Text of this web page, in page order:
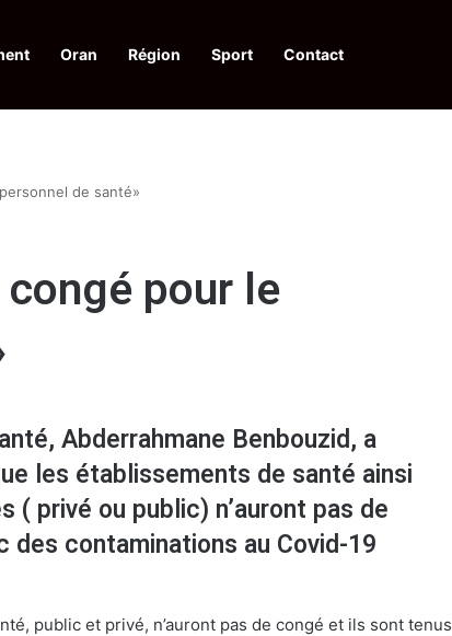
Oran Région Sport Contact
à une action collective
de santé»
pour le
Abderrahmane Benbouzid, a
les établissements de santé ainsi
( privé ou public) n’auront pas de
des contaminations au Covid-19
public et privé, n’auront pas de congé et ils sont tenus